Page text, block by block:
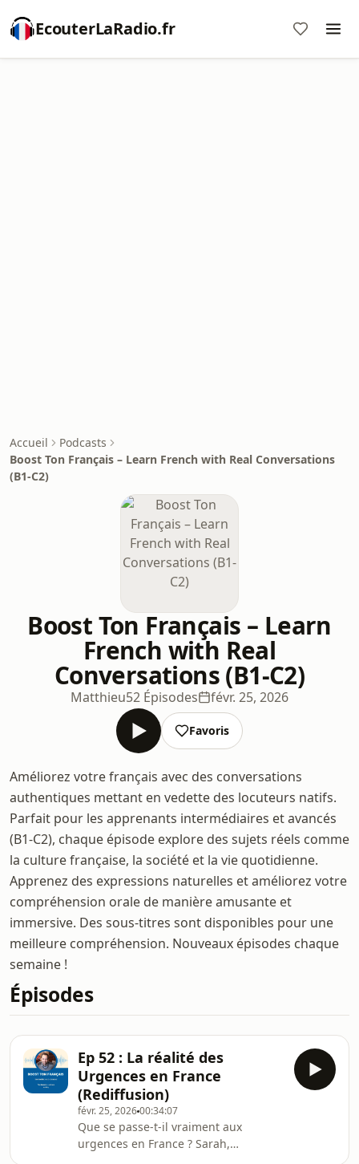
EcouterLaRadio.fr
Accueil
Podcasts
Boost Ton Français – Learn French with Real Conversations
(B1-C2)
Boost Ton Français – Learn
French with Real
Conversations (B1-C2)
Matthieu52 Épisodes févr. 25, 2026
Favoris
Améliorez votre français avec des conversations
authentiques mettant en vedette des locuteurs natifs.
Parfait pour les apprenants intermédiaires et avancés
(B1-C2), chaque épisode explore des sujets réels comme
la culture française, la société et la vie quotidienne.
Apprenez des expressions naturelles et améliorez votre
compréhension orale de manière amusante et
immersive. Des sous-titres sont disponibles pour une
meilleure compréhension. Nouveaux épisodes chaque
semaine !
Épisodes
Ep 52 : La réalité des
Urgences en France
(Rediffusion)
févr. 25, 202600:34:07
Que se passe-t-il vraiment aux
urgences en France ? Sarah,